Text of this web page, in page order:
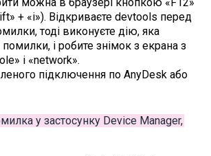
+ «i»). Відкриваєте devtools перед
тоді виконуєте дію, яка
і робите знімок з екрана з
і «network».
підключення по AnyDesk або
у застосунку Device Manager,